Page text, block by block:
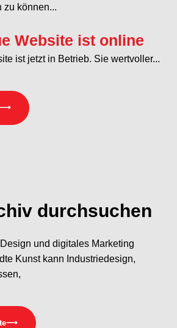
zu können...
Website ist online
ist jetzt in Betrieb. Sie wertvoller...
⟶
durchsuchen
und digitales Marketing
Kunst kann Industriedesign,
⟶